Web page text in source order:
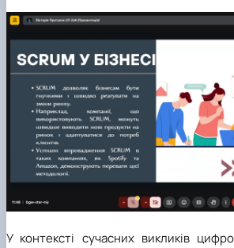
У контексті сучасних викликів